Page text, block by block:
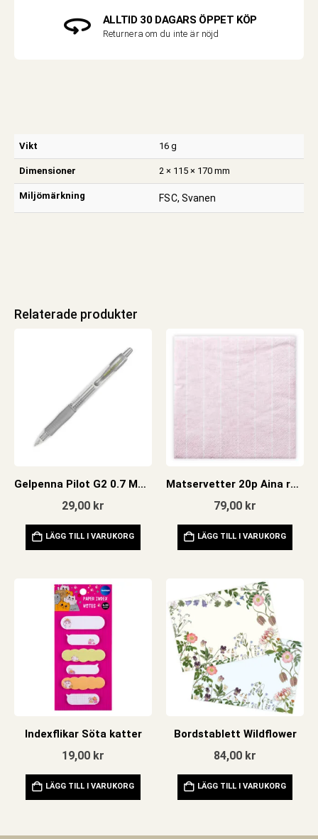
ALLTID 30 DAGARS ÖPPET KÖP
Returnera om du inte är nöjd
Vikt 16 g
Dimensioner 2 × 115 × 170 mm
Miljömärkning FSC, Svanen
Relaterade produkter
Gelpenna Pilot G2 0.7 Metallic Silver
29,00 kr
LÄGG TILL I VARUKORG
Matservetter 20p Aina rosa
79,00 kr
LÄGG TILL I VARUKORG
Indexflikar Söta katter
19,00 kr
LÄGG TILL I VARUKORG
Bordstablett Wildflower
84,00 kr
LÄGG TILL I VARUKORG